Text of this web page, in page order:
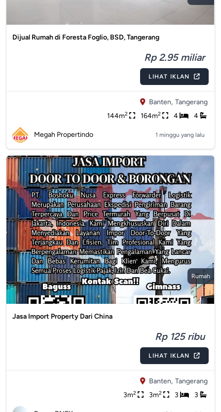
Dijual Rumah di Foresta Foglio, BSD, Tangerang
Rp 2.95 miliar
LIHAT IKLAN
Banten, Tangerang
144m2 164m2 4 4
Megah Propertindo 1 minggu yang lalu
Rumah
Jasa Import Property Dari China
Rp 125 ribu
LIHAT IKLAN
Banten, Tangerang
3m2 3m2 3 3